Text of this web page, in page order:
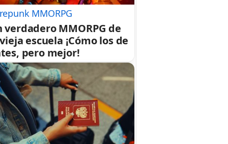
MMORPG
verdadero MMORPG de
escuela ¡Cómo los de
pero mejor!